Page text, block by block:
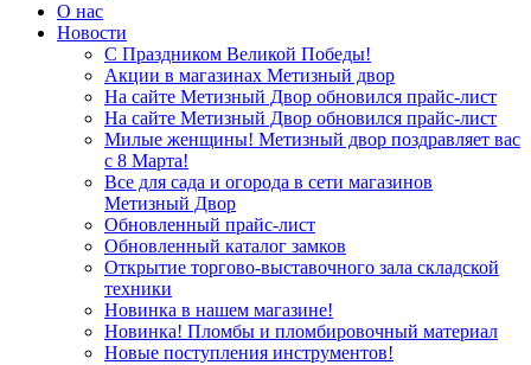
О нас
Новости
С Праздником Великой Победы!
Акции в магазинах Метизный двор
На сайте Метизный Двор обновился прайс-лист
На сайте Метизный Двор обновился прайс-лист
Милые женщины! Метизный двор поздравляет вас
с 8 Марта!
Все для сада и огорода в сети магазинов
Метизный Двор
Обновленный прайс-лист
Обновленный каталог замков
Открытие торгово-выставочного зала складской
техники
Новинка в нашем магазине!
Новинка! Пломбы и пломбировочный материал
Новые поступления инструментов!